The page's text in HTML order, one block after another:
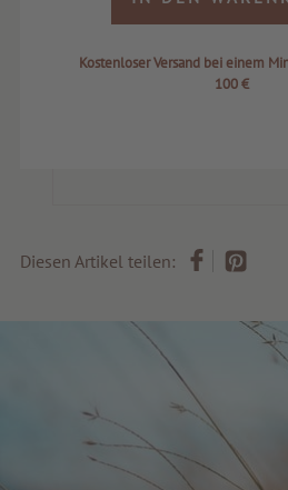
Kostenloser Versand bei einem
100 €
Diesen Artikel teilen: